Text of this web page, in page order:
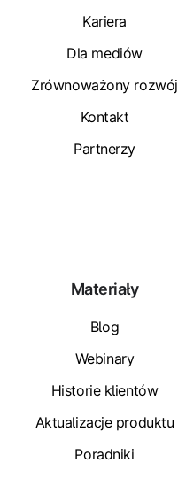
Kariera
Dla mediów
Zrównoważony rozwój
Kontakt
Partnerzy
Materiały
Blog
Webinary
Historie klientów
Aktualizacje produktu
Poradniki